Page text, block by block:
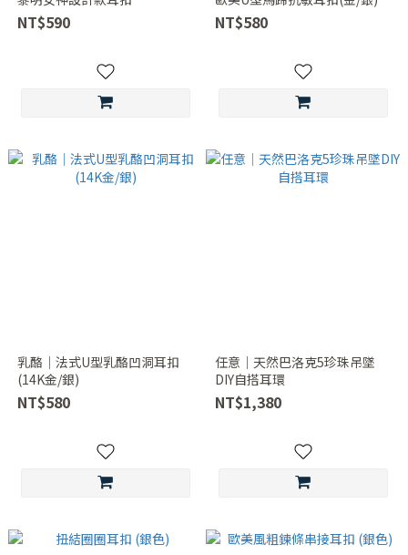
NT$590 NT$580
乳酪｜法式U型乳酪凹洞耳扣
(14K金/銀)
NT$580
任意｜天然巴洛克5珍珠吊墜
DIY自搭耳環
NT$1,380